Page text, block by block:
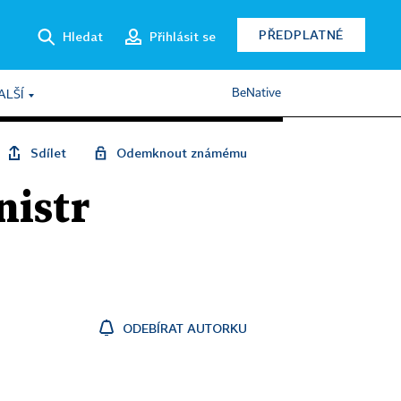
Hledat Přihlásit se PŘEDPLATNÉ
BeNative
Sdílet Odemknout známému
ODEBÍRAT AUTORKU